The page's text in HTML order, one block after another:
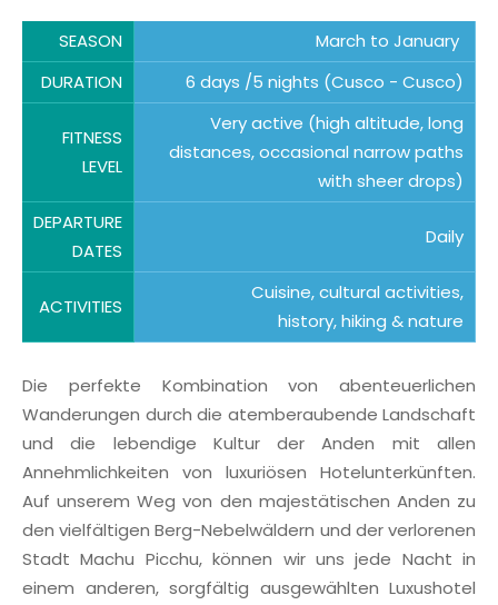
SEASON
March to January
DURATION
6 days /5 nights (Cusco - Cusco)
FITNESS
LEVEL
Very active (high altitude, long
distances, occasional narrow paths
with sheer drops)
DEPARTURE
DATES
Daily
ACTIVITIES
Cuisine, cultural activities,
history, hiking & nature
Die perfekte Kombination von abenteuerlichen
Wanderungen durch die atemberaubende Landschaft
und die lebendige Kultur der Anden mit allen
Annehmlichkeiten von luxuriösen Hotelunterkünften.
Auf unserem Weg von den majestätischen Anden zu
den vielfältigen Berg-Nebelwäldern und der verlorenen
Stadt Machu Picchu, können wir uns jede Nacht in
einem anderen, sorgfältig ausgewählten Luxushotel